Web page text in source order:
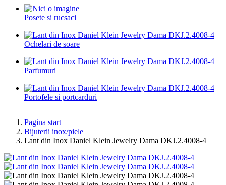
Posete si rucsaci
Ochelari de soare
Parfumuri
Portofele si portcarduri
Pagina start
Bijuterii inox/piele
Lant din Inox Daniel Klein Jewelry Dama DKJ.2.4008-4